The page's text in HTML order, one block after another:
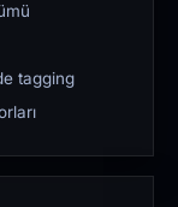
tagging